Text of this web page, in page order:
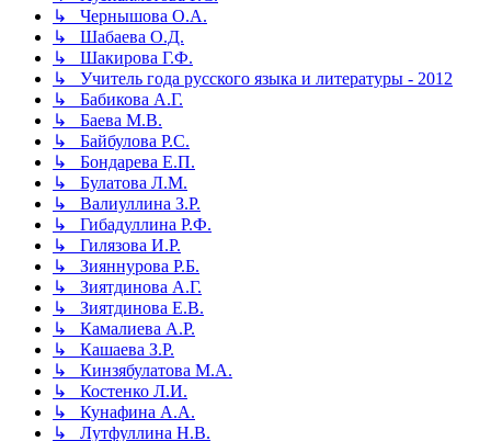
↳ Чернышова О.А.
↳ Шабаева О.Д.
↳ Шакирова Г.Ф.
↳ Учитель года русского языка и литературы - 2012
↳ Бабикова А.Г.
↳ Баева М.В.
↳ Байбулова Р.С.
↳ Бондарева Е.П.
↳ Булатова Л.М.
↳ Валиуллина З.Р.
↳ Гибадуллина Р.Ф.
↳ Гилязова И.Р.
↳ Зияннурова Р.Б.
↳ Зиятдинова А.Г.
↳ Зиятдинова Е.В.
↳ Камалиева А.Р.
↳ Кашаева З.Р.
↳ Кинзябулатова М.А.
↳ Костенко Л.И.
↳ Кунафина А.А.
↳ Лутфуллина Н.В.